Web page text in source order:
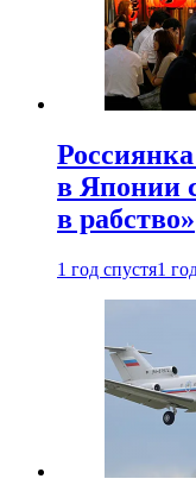
в Японии
в рабство»
1 год спустя1